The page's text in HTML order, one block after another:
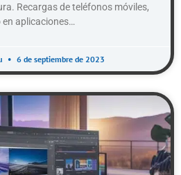
Recargas de teléfonos móviles,
en aplicaciones…
6 de septiembre de 2023